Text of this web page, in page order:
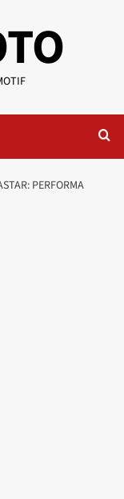
PERFORMA